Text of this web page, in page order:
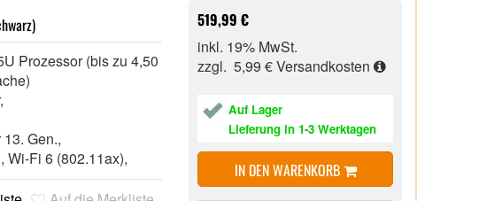
Prozessor (bis zu 4,50
Gen.,
Wi-Fi 6 (802.11ax),
519,99 €
inkl. 19% MwSt.
zzgl. 5,99 €Versandkosten
Auf Lager
Lieferung in 1-3 Werktagen
IN DEN WARENKORB